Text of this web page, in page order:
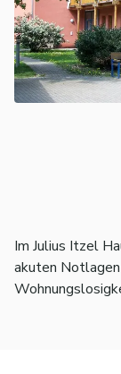
Im Julius Itzel
akuten